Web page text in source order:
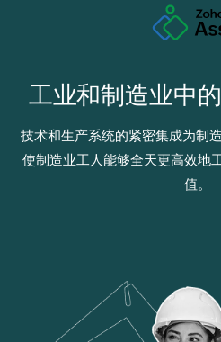
工业和制造业中的
技术和生产系统的紧密集成为制
使制造业工人能够全天更高效地
值。